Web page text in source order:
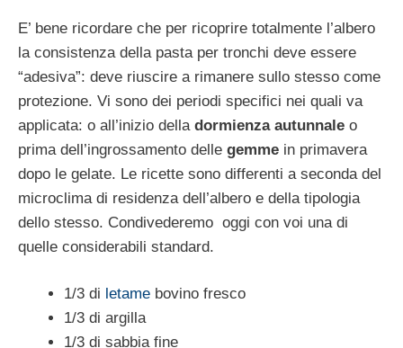
E’ bene ricordare che per ricoprire totalmente l’albero
la consistenza della pasta per tronchi deve essere
“adesiva”: deve riuscire a rimanere sullo stesso come
protezione. Vi sono dei periodi specifici nei quali va
applicata: o all’inizio della dormienza autunnale o
prima dell’ingrossamento delle gemme in primavera
dopo le gelate. Le ricette sono differenti a seconda del
microclima di residenza dell’albero e della tipologia
dello stesso. Condivederemo oggi con voi una di
quelle considerabili standard.
1/3 di letame bovino fresco
1/3 di argilla
1/3 di sabbia fine